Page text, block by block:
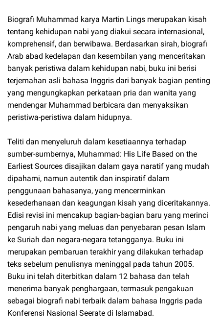
Biografi Muhammad karya Martin Lings merupakan kisah
tentang kehidupan nabi yang diakui secara internasional,
komprehensif, dan berwibawa. Berdasarkan sirah, biografi
Arab abad kedelapan dan kesembilan yang menceritakan
banyak peristiwa dalam kehidupan nabi, buku ini berisi
terjemahan asli bahasa Inggris dari banyak bagian penting
yang mengungkapkan perkataan pria dan wanita yang
mendengar Muhammad berbicara dan menyaksikan
peristiwa-peristiwa dalam hidupnya.
Teliti dan menyeluruh dalam kesetiaannya terhadap
sumber-sumbernya, Muhammad: His Life Based on the
Earliest Sources disajikan dalam gaya naratif yang mudah
dipahami, namun autentik dan inspiratif dalam
penggunaan bahasanya, yang mencerminkan
kesederhanaan dan keagungan kisah yang diceritakannya.
Edisi revisi ini mencakup bagian-bagian baru yang merinci
pengaruh nabi yang meluas dan penyebaran pesan Islam
ke Suriah dan negara-negara tetangganya. Buku ini
merupakan pembaruan terakhir yang dilakukan terhadap
teks sebelum penulisnya meninggal pada tahun 2005.
Buku ini telah diterbitkan dalam 12 bahasa dan telah
menerima banyak penghargaan, termasuk pengakuan
sebagai biografi nabi terbaik dalam bahasa Inggris pada
Konferensi Nasional Seerate di Islamabad.